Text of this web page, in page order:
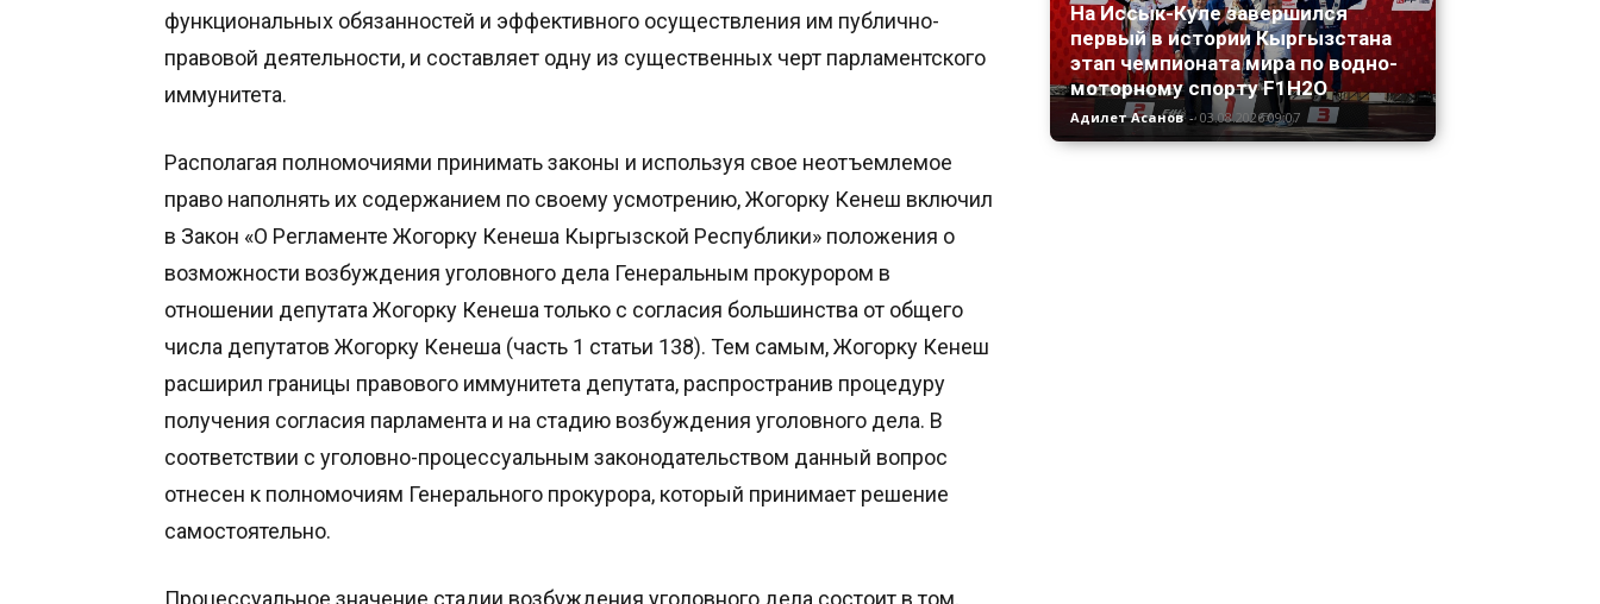
функциональных обязанностей и эффективного осуществления им публично-
правовой деятельности, и составляет одну из существенных черт парламентского
иммунитета.
Располагая полномочиями принимать законы и используя свое неотъемлемое
право наполнять их содержанием по своему усмотрению, Жогорку Кенеш включил
в Закон «О Регламенте Жогорку Кенеша Кыргызской Республики» положения о
возможности возбуждения уголовного дела Генеральным прокурором в
отношении депутата Жогорку Кенеша только с согласия большинства от общего
числа депутатов Жогорку Кенеша (часть 1 статьи 138). Тем самым, Жогорку Кенеш
расширил границы правового иммунитета депутата, распространив процедуру
получения согласия парламента и на стадию возбуждения уголовного дела. В
соответствии с уголовно-процессуальным законодательством данный вопрос
отнесен к полномочиям Генерального прокурора, который принимает решение
самостоятельно.
Процессуальное значение стадии возбуждения уголовного дела состоит в том,
На Иссык-Куле завершился
первый в истории Кыргызстана
этап чемпионата мира по водно-
моторному спорту F1H2O
Адилет Асанов - 03.08.2026 09:07